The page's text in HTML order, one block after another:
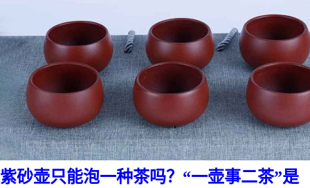
紫砂壶只能泡一种茶吗？“一壶事二茶”是